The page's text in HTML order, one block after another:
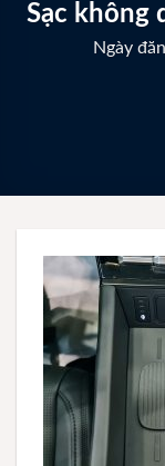
Sạc không
Ngày